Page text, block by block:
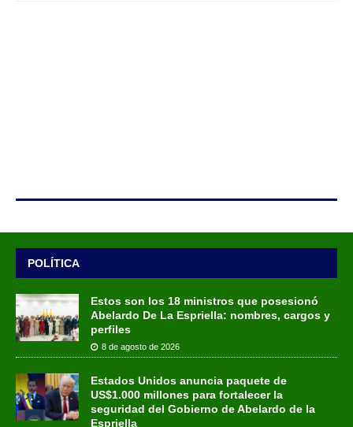
POLÍTICA
Estos son los 18 ministros que posesionó
Abelardo De La Espriella: nombres, cargos y
perfiles
8 de agosto de 2026
Estados Unidos anuncia paquete de
US$1.000 millones para fortalecer la
seguridad del Gobierno de Abelardo de la
Espriella